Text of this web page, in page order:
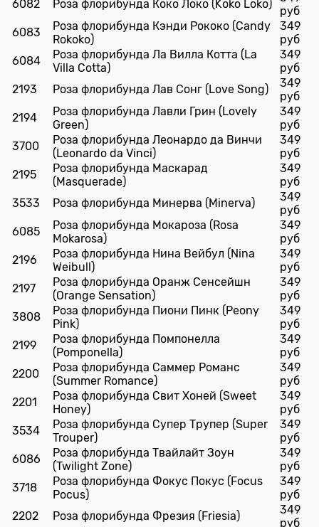
6082
Роза флорибунда Коко Локо (Koko Loko)
руб
6083
Роза флорибунда Кэнди Рококо (Candy
Rokoko)
349
руб
6084
Роза флорибунда Ла Вилла Котта (La
Villa Cotta)
349
руб
2193
Роза флорибунда Лав Сонг (Love Song)
349
руб
2194
Роза флорибунда Лавли Грин (Lovely
Green)
349
руб
3700
Роза флорибунда Леонардо да Винчи
(Leonardo da Vinci)
349
руб
2195
Роза флорибунда Маскарад
(Masquerade)
349
руб
3533
Роза флорибунда Минерва (Minerva)
349
руб
6085
Роза флорибунда Мокароза (Rosa
Mokarosa)
349
руб
2196
Роза флорибунда Нина Вейбул (Nina
Weibull)
349
руб
2197
Роза флорибунда Оранж Сенсейшн
(Orange Sensation)
349
руб
3808
Роза флорибунда Пиони Пинк (Peony
Pink)
349
руб
2199
Роза флорибунда Помпонелла
(Pomponella)
349
руб
2200
Роза флорибунда Саммер Романс
(Summer Romance)
349
руб
2201
Роза флорибунда Свит Хоней (Sweet
Honey)
349
руб
3534
Роза флорибунда Супер Трупер (Super
Trouper)
349
руб
6086
Роза флорибунда Твайлайт Зоун
(Twilight Zone)
349
руб
3718
Роза флорибунда Фокус Покус (Focus
Pocus)
349
руб
2202
Роза флорибунда Фрезия (Friesia)
349
руб